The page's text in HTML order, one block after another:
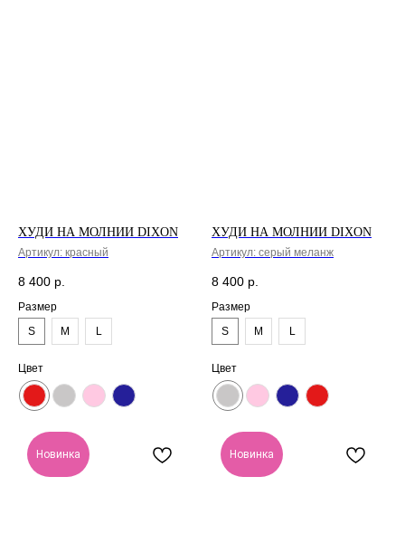
ХУДИ НА МОЛНИИ DIXON
Артикул: красный
8 400 р.
Размер
S
M L
Цвет
ХУДИ НА МОЛНИИ DIXON
Артикул: серый меланж
8 400 р.
Размер
S
M L
Цвет
Новинка Новинка